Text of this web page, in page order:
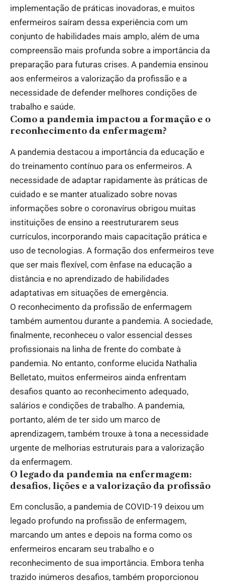
implementação de práticas inovadoras, e muitos
enfermeiros saíram dessa experiência com um
conjunto de habilidades mais amplo, além de uma
compreensão mais profunda sobre a importância da
preparação para futuras crises. A pandemia ensinou
aos enfermeiros a valorização da profissão e a
necessidade de defender melhores condições de
trabalho e saúde.
Como a pandemia impactou a formação e o
reconhecimento da enfermagem?
A pandemia destacou a importância da educação e
do treinamento contínuo para os enfermeiros. A
necessidade de adaptar rapidamente às práticas de
cuidado e se manter atualizado sobre novas
informações sobre o coronavírus obrigou muitas
instituições de ensino a reestruturarem seus
currículos, incorporando mais capacitação prática e
uso de tecnologias. A formação dos enfermeiros teve
que ser mais flexível, com ênfase na educação a
distância e no aprendizado de habilidades
adaptativas em situações de emergência.
O reconhecimento da profissão de enfermagem
também aumentou durante a pandemia. A sociedade,
finalmente, reconheceu o valor essencial desses
profissionais na linha de frente do combate à
pandemia. No entanto, conforme elucida Nathalia
Belletato, muitos enfermeiros ainda enfrentam
desafios quanto ao reconhecimento adequado,
salários e condições de trabalho. A pandemia,
portanto, além de ter sido um marco de
aprendizagem, também trouxe à tona a necessidade
urgente de melhorias estruturais para a valorização
da enfermagem.
O legado da pandemia na enfermagem:
desafios, lições e a valorização da profissão
Em conclusão, a pandemia de COVID-19 deixou um
legado profundo na profissão de enfermagem,
marcando um antes e depois na forma como os
enfermeiros encaram seu trabalho e o
reconhecimento de sua importância. Embora tenha
trazido inúmeros desafios, também proporcionou